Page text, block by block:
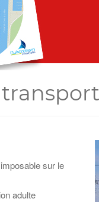
sur le
adulte